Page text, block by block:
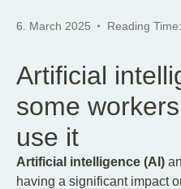
6. March 2025 Reading Time:
Artificial
some
use it
Artificial intelligence (AI)
having a significant impact